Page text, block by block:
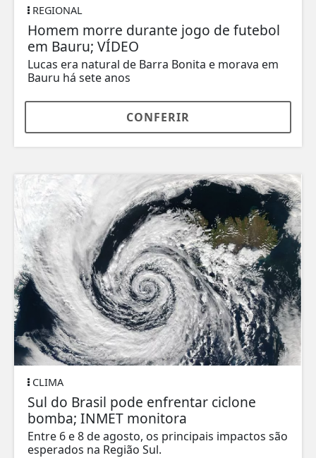
REGIONAL
Homem morre durante jogo de futebol
em Bauru; VÍDEO
Lucas era natural de Barra Bonita e morava em
Bauru há sete anos
CONFERIR
CLIMA
Sul do Brasil pode enfrentar ciclone
bomba; INMET monitora
Entre 6 e 8 de agosto, os principais impactos são
esperados na Região Sul.